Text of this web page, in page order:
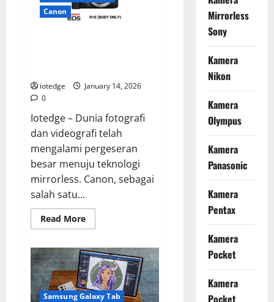
Level”
dengan
Canon
iotedge
January 14, 2026
0
Iotedge – Dunia fotografi
dan videografi telah
mengalami pergeseran
besar menuju teknologi
mirrorless. Canon, sebagai
salah satu...
Read MoreRead
more
Performa
Canon
EOS
R10,
Kamera
Mirrorless
Samsung Galaxy Tab
Mirrorless
Sony
Kamera
Nikon
Kamera
Olympus
Kamera
Panasonic
Kamera
Pentax
Kamera
Pocket
Kamera
Pocket